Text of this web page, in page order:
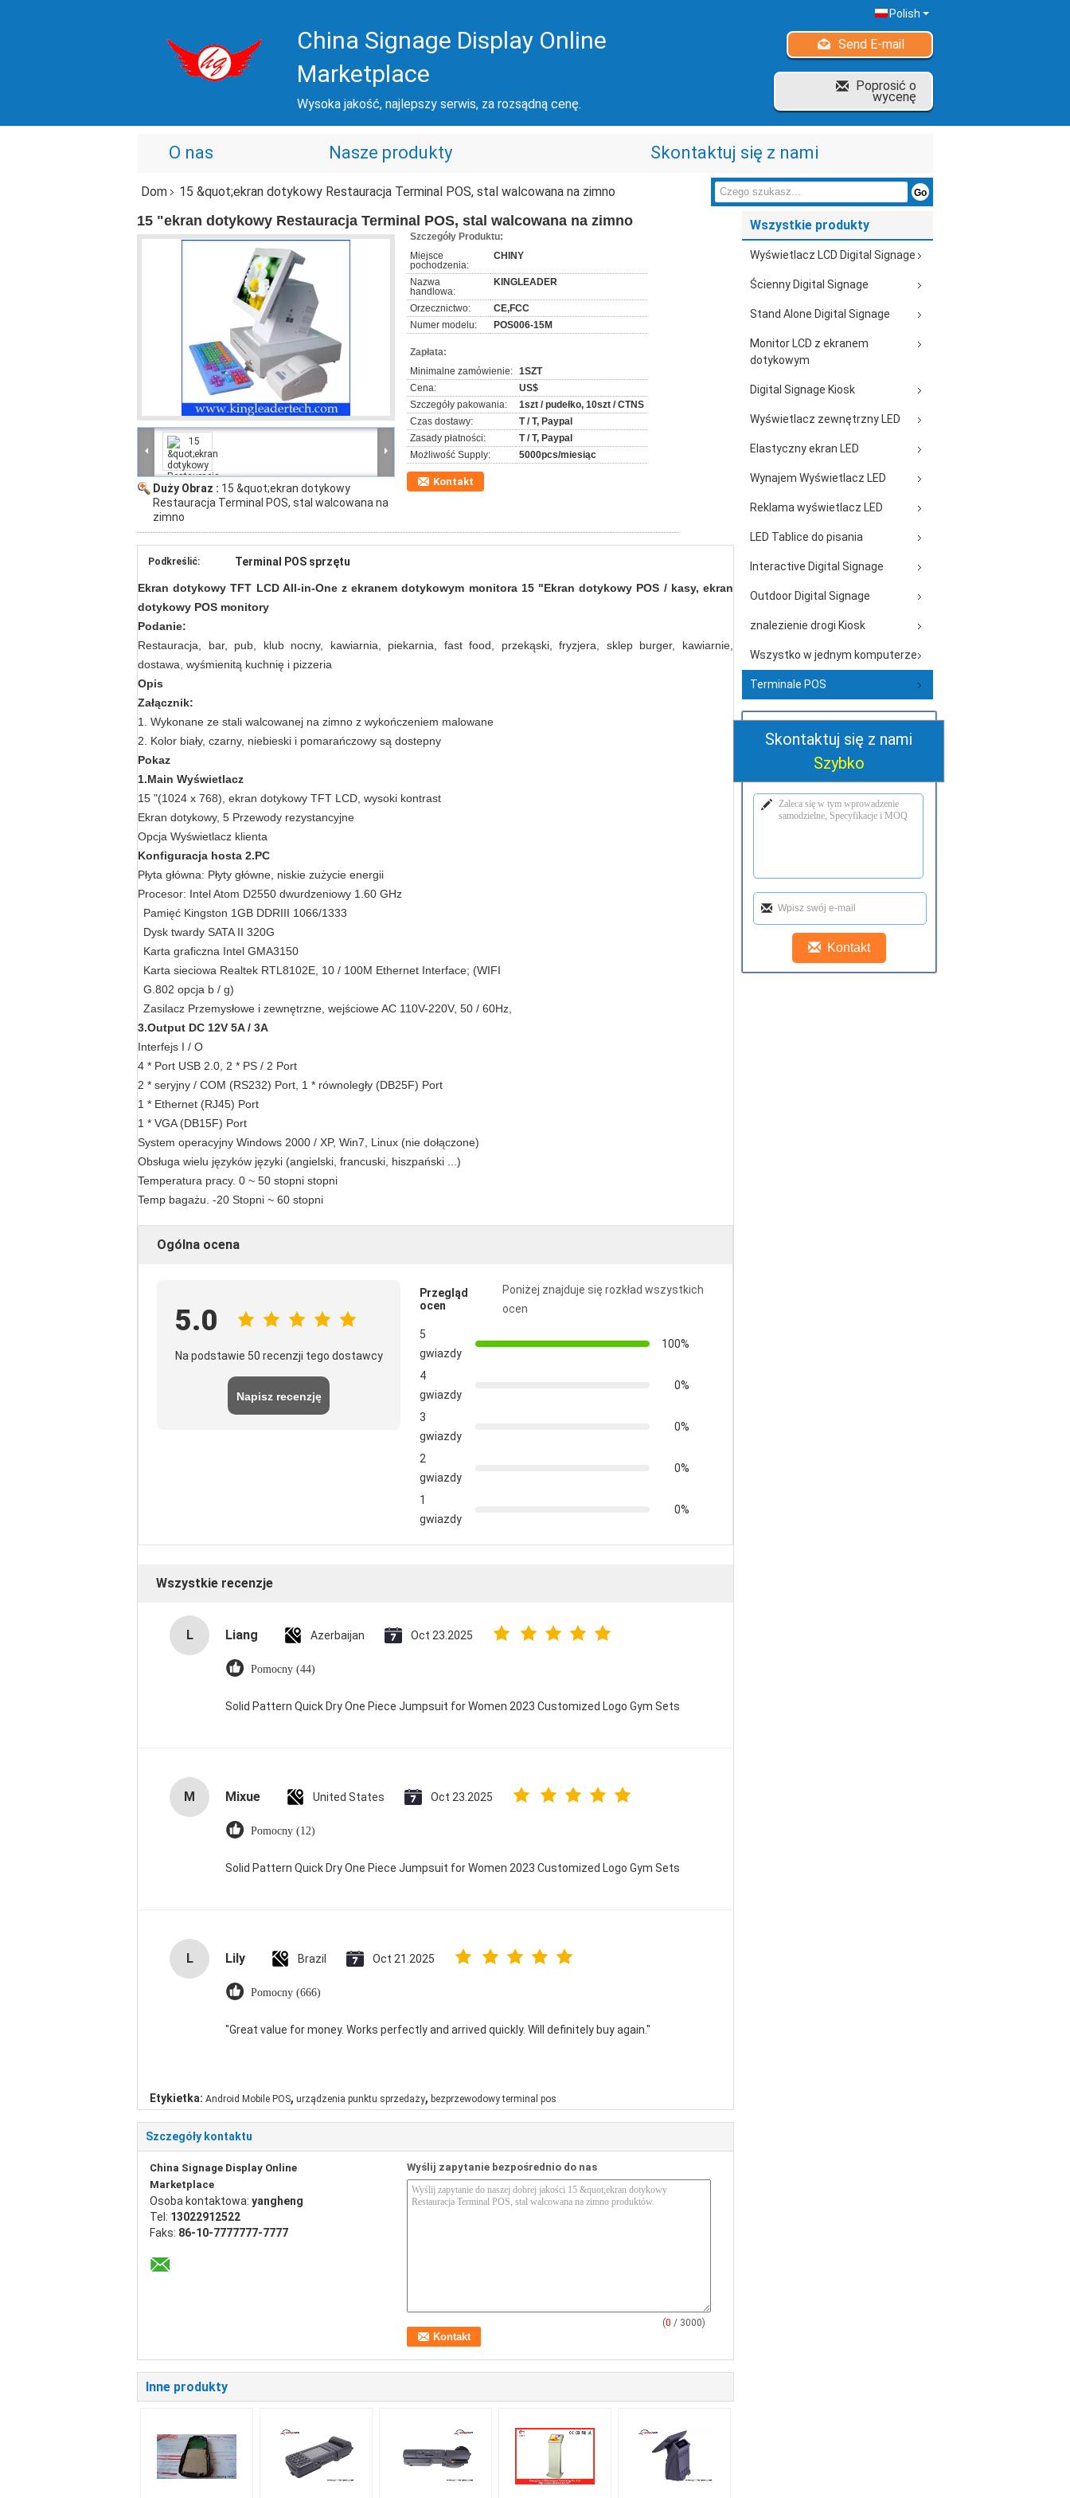
China Signage Display Online
Marketplace
Wysoka jakość, najlepszy serwis, za rozsądną cenę.
Polish
Send E-mail
Poprosić o
wycenę
O nas Nasze produkty Skontaktuj się z nami
Dom 15 &quot;ekran dotykowy Restauracja Terminal POS, stal walcowana na zimno
15 "ekran dotykowy Restauracja Terminal POS, stal walcowana na zimno
Duży Obraz : 15 &quot;ekran dotykowy
Restauracja Terminal POS, stal walcowana na
zimno
Szczegóły Produktu:
Miejsce
pochodzenia:
CHINY
Nazwa
handlowa:
KINGLEADER
Orzecznictwo:
CE,FCC
Numer modelu:
POS006-15M
Zapłata:
Minimalne zamówienie: 1SZT
Cena:
US$
Szczegóły pakowania:
1szt / pudełko, 10szt / CTNS
Czas dostawy:
T / T, Paypal
Zasady płatności:
T / T, Paypal
Możliwość Supply:
5000pcs/miesiąc
Kontakt
Podkreślić: Terminal POS sprzętu
Ekran dotykowy TFT LCD All-in-One z ekranem dotykowym monitora 15 "Ekran dotykowy POS / kasy, ekran
dotykowy POS monitory
Podanie:
Restauracja, bar, pub, klub nocny, kawiarnia, piekarnia, fast food, przekąski, fryzjera, sklep burger, kawiarnie,
dostawa, wyśmienitą kuchnię i pizzeria
Opis
Załącznik:
1. Wykonane ze stali walcowanej na zimno z wykończeniem malowane
2. Kolor biały, czarny, niebieski i pomarańczowy są dostepny
Pokaz
1.Main Wyświetlacz
15 "(1024 x 768), ekran dotykowy TFT LCD, wysoki kontrast
Ekran dotykowy, 5 Przewody rezystancyjne
Opcja Wyświetlacz klienta
Konfiguracja hosta 2.PC
Płyta główna: Płyty główne, niskie zużycie energii
Procesor: Intel Atom D2550 dwurdzeniowy 1.60 GHz
Pamięć Kingston 1GB DDRIII 1066/1333
Dysk twardy SATA II 320G
Karta graficzna Intel GMA3150
Karta sieciowa Realtek RTL8102E, 10 / 100M Ethernet Interface; (WIFI
G.802 opcja b / g)
Zasilacz Przemysłowe i zewnętrzne, wejściowe AC 110V-220V, 50 / 60Hz,
3.Output DC 12V 5A / 3A
Interfejs I / O
4 * Port USB 2.0, 2 * PS / 2 Port
2 * seryjny / COM (RS232) Port, 1 * równoległy (DB25F) Port
1 * Ethernet (RJ45) Port
1 * VGA (DB15F) Port
System operacyjny Windows 2000 / XP, Win7, Linux (nie dołączone)
Obsługa wielu języków języki (angielski, francuski, hiszpański ...)
Temperatura pracy. 0 ~ 50 stopni stopni
Temp bagażu. -20 Stopni ~ 60 stopni
Ogólna ocena
5.0
Na podstawie 50 recenzji tego dostawcy
Napisz recenzję
Przegląd
ocen
Poniżej znajduje się rozkład wszystkich
ocen
5
gwiazdy
100%
4
gwiazdy
0%
3
gwiazdy
0%
2
gwiazdy
0%
1
gwiazdy
0%
Wszystkie recenzje
L Liang Azerbaijan Oct 23.2025
Pomocny (44)
Solid Pattern Quick Dry One Piece Jumpsuit for Women 2023 Customized Logo Gym Sets
M Mixue United States Oct 23.2025
Pomocny (12)
Solid Pattern Quick Dry One Piece Jumpsuit for Women 2023 Customized Logo Gym Sets
L Lily Brazil Oct 21.2025
Pomocny (666)
"Great value for money. Works perfectly and arrived quickly. Will definitely buy again."
Etykietka: Android Mobile POS, urządzenia punktu sprzedaży, bezprzewodowy terminal pos
Szczegóły kontaktu
China Signage Display Online
Marketplace
Osoba kontaktowa: yangheng
Tel: 13022912522
Faks: 86-10-7777777-7777
Wyślij zapytanie bezpośrednio do nas
(0 / 3000)
Inne produkty
Wszystkie produkty
Wyświetlacz LCD Digital Signage
Ścienny Digital Signage
Stand Alone Digital Signage
Monitor LCD z ekranem
dotykowym
Digital Signage Kiosk
Wyświetlacz zewnętrzny LED
Elastyczny ekran LED
Wynajem Wyświetlacz LED
Reklama wyświetlacz LED
LED Tablice do pisania
Interactive Digital Signage
Outdoor Digital Signage
znalezienie drogi Kiosk
Wszystko w jednym komputerze
Terminale POS
Skontaktuj się z nami
Szybko